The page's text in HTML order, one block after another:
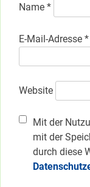
Name *
E-Mail-Adresse *
Website
Mit der
mit der
durch diese